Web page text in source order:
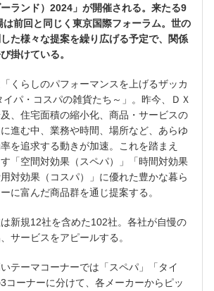
ーランド）2024」が開催される。来たる9
は前回と同じく東京国際フォーラム。世の
た様々な提案を繰り広げる予定で、関係
掛けている。
くらしのパフォーマンスを上げるザッカ
パ・コスパの雑貨たち～」。昨今、ＤＸ
、住宅面積の縮小化、商品・サービスの
進む中、業務や時間、場所など、あらゆ
を追求する動きが加速。これを踏まえ
「空間対効果（スペパ）」「時間対効果
用対効果（コスパ）」に優れた豊かな暮ら
に富んだ商品群を通じ提案する。
新規12社を含めた102社。各社が自慢の
サービスをアピールする。
テーマコーナーでは「スペパ」「タイ
コーナーに分けて、各メーカーからピッ